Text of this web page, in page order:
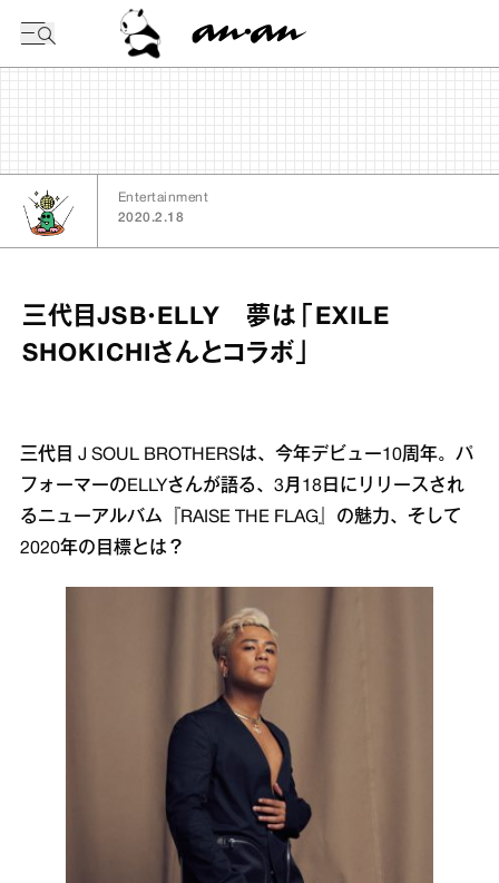
Entertainment
2020.2.18
三代目JSB・ELLY 夢は「EXILE
SHOKICHIさんとコラボ」
三代目 J SOUL BROTHERSは、今年デビュー10周年。パ
フォーマーのELLYさんが語る、3月18日にリリースされ
るニューアルバム『RAISE THE FLAG』の魅力、そして
2020年の目標とは？